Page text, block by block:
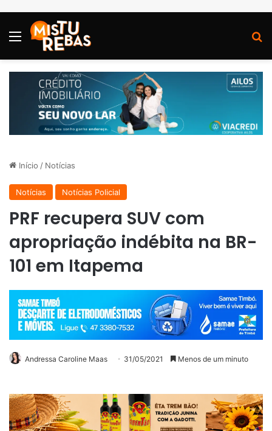
Menu
Início / Notícias
Notícias Notícias Policial
PRF recupera SUV com
apropriação indébita na BR-
101 em Itapema
Andressa Caroline Maas 31/05/2021 Menos de um minuto